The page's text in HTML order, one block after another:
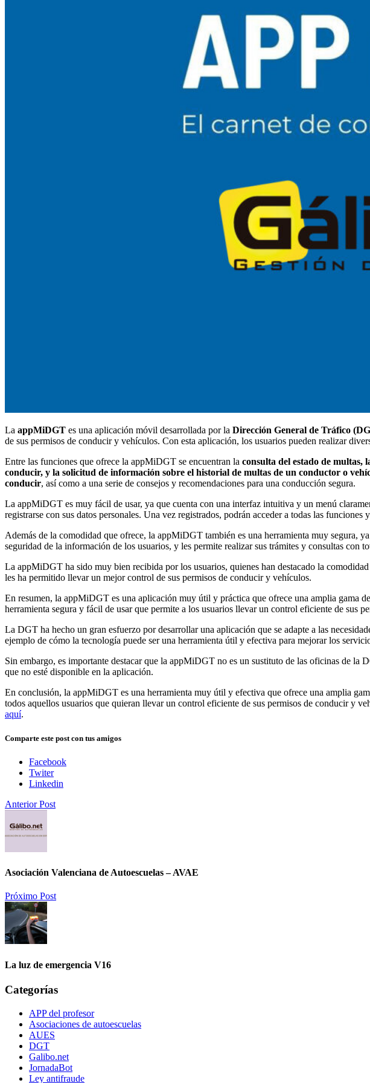
La appMiDGT es una aplicación móvil desarrollada por la Dirección General de Tráfico
de sus permisos de conducir y vehículos. Con esta aplicación, los usuarios pueden realizar
Entre las funciones que ofrece la appMiDGT se encuentran la consulta del estado de multas,
conducir, y la solicitud de información sobre el historial de multas de un conductor o
conducir, así como a una serie de consejos y recomendaciones para una conducción segura.
La appMiDGT es muy fácil de usar, ya que cuenta con una interfaz intuitiva y un menú
registrarse con sus datos personales. Una vez registrados, podrán acceder a todas las
Además de la comodidad que ofrece, la appMiDGT también es una herramienta muy segura,
seguridad de la información de los usuarios, y les permite realizar sus trámites y consultas con
La appMiDGT ha sido muy bien recibida por los usuarios, quienes han destacado la
les ha permitido llevar un mejor control de sus permisos de conducir y vehículos.
En resumen, la appMiDGT es una aplicación muy útil y práctica que ofrece una amplia gama
herramienta segura y fácil de usar que permite a los usuarios llevar un control eficiente de sus
La DGT ha hecho un gran esfuerzo por desarrollar una aplicación que se adapte a las
ejemplo de cómo la tecnología puede ser una herramienta útil y efectiva para mejorar los
Sin embargo, es importante destacar que la appMiDGT no es un sustituto de las oficinas de la
que no esté disponible en la aplicación.
En conclusión, la appMiDGT es una herramienta muy útil y efectiva que ofrece una amplia
todos aquellos usuarios que quieran llevar un control eficiente de sus permisos de conducir y
aquí.
Comparte este post con tus amigos
Facebook
Twiter
Linkedin
Anterior Post
Asociación Valenciana de Autoescuelas – AVAE
Próximo Post
La luz de emergencia V16
Categorías
APP del profesor
Asociaciones de autoescuelas
AUES
DGT
Galibo.net
JornadaBot
Ley antifraude